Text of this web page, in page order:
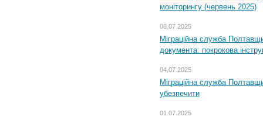
моніторингу (червень 2025)
08.07.2025
Міграційна служба
документа: покрокова
04.07.2025
Міграційна служба
убезпечити
01.07.2025